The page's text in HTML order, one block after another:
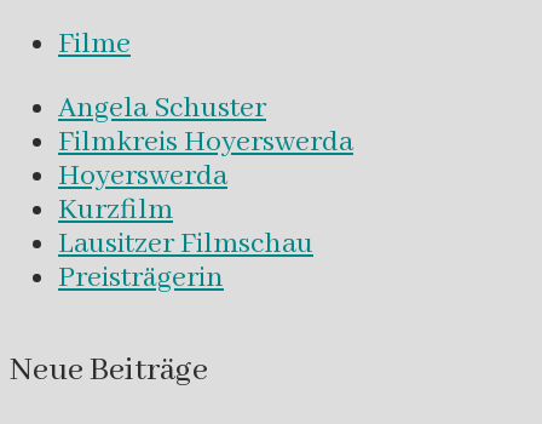
Filme
Angela Schuster
Filmkreis Hoyerswerda
Hoyerswerda
Kurzfilm
Lausitzer Filmschau
Preisträgerin
Neue Beiträge